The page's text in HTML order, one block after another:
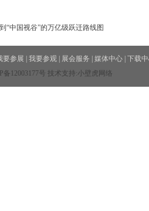
“中国视谷”的万亿级跃迁路线图
要参展 我要参观 展会服务 媒体中心 下载
备12003177号 技术支持:小壁虎网络